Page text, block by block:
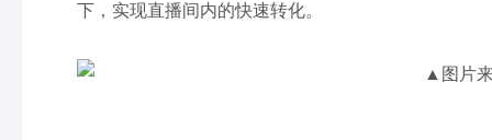
下，实现直播间内的快速转化。